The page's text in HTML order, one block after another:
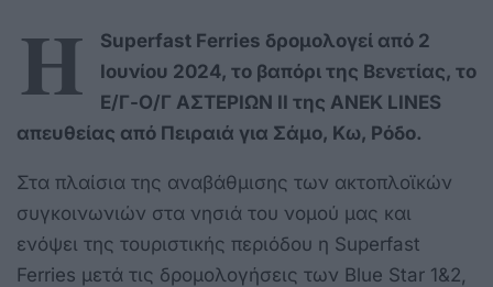
Η
Superfast Ferries δρομολογεί από 2
Ιουνίου 2024, το βαπόρι της Βενετίας, το
Ε/Γ-Ο/Γ ΑΣΤΕΡΙΩΝ ΙΙ της ΑΝΕΚ LINES
απευθείας από Πειραιά για Σάμο, Κω, Ρόδο.
Στα πλαίσια της αναβάθμισης των ακτοπλοϊκών
συγκοινωνιών στα νησιά του νομού μας και
ενόψει της τουριστικής περιόδου η Superfast
Ferries μετά τις δρομολογήσεις των Blue Star 1&2,